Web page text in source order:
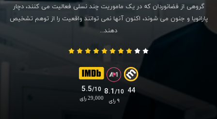
گروهی از فضانوردان که در یک ماموریت چند نسلی فعالیت می کنند، دچار
پارانویا و جنون می شوند، اکنون آنها نمی توانند واقعیت را از توهم تشخیص
دهند...
5.5/10
29,000 رای
8.1/10
۹ رای
44